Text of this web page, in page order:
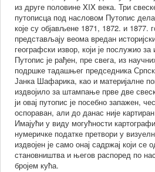
из друге половине XIX века. Три
путописца под насловом Путопис
које су објављене 1871, 1872. и 1877.
представљају веома вредан
географски извор, који је послужио
Путопис је рађен, пре свега, из
подршке тадашњег председника
Јанка Шафарика, као и материјалне
издвојило за штампање прве две
ји овај путопис је посебно запажен,
оспораван, али до данас није
Имајући у виду могућности
нумеричке податке претвори у
издвојен је само онај садржај који се
становништва и његов распоред по
бројем кућа.